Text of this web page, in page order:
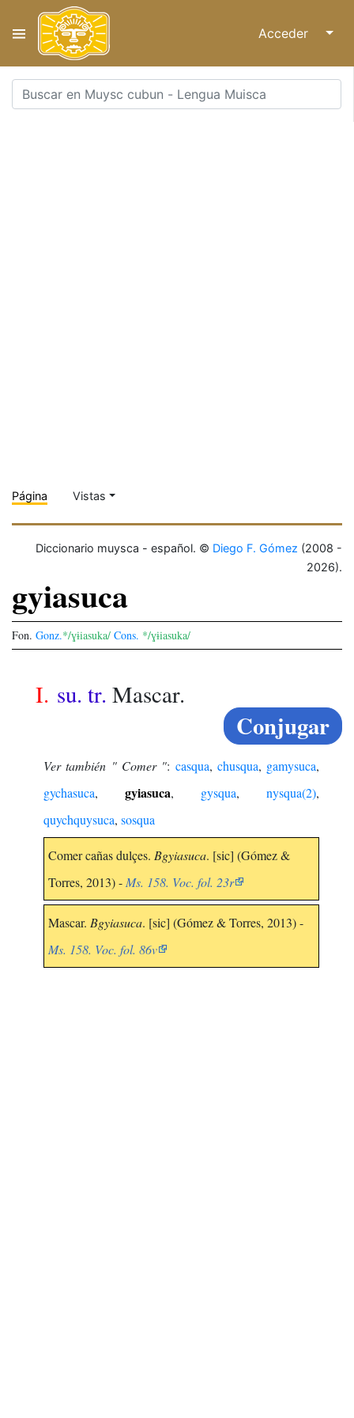
Acceder ↓
Página Vistas
Diccionario muysca - español. © Diego F. Gómez (2008 -
2026).
gyiasuca
Fon. Gonz.*/ɣɨiasuka/ Cons. */ɣɨiasuka/
I. su. tr. Mascar.
Conjugar
Ver también " Comer ": casqua, chusqua, gamysuca,
gychasuca,gyiasuca, gysqua,nysqua(2),
quychquysuca, sosqua
Comer cañas dulçes. Bgyiasuca. [sic] (Gómez &
Torres, 2013) - Ms. 158. Voc. fol. 23r
Mascar. Bgyiasuca. [sic] (Gómez & Torres, 2013) -
Ms. 158. Voc. fol. 86v